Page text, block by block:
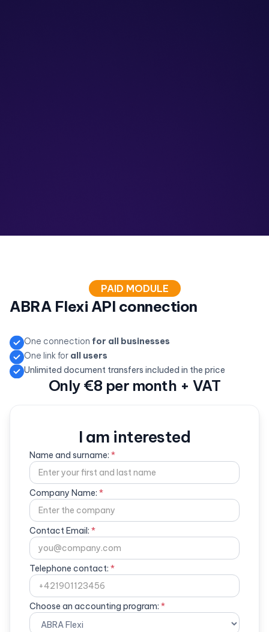
PAID MODULE
ABRA Flexi API connection
One connection for all businesses
One link for all users
Unlimited document transfers included in the price
Only €8 per month + VAT
I am interested
Name and surname: *
Company Name: *
Contact Email: *
Telephone contact: *
Choose an accounting program: *